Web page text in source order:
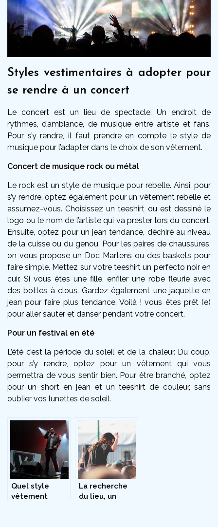
Styles vestimentaires à adopter pour
se rendre à un concert
Le concert est un lieu de spectacle. Un endroit de
rythmes, d’ambiance, de musique entre artiste et fans.
Pour s’y rendre, il faut prendre en compte le style de
musique pour l’adapter dans le choix de son vêtement.
Concert de musique rock ou métal
Le rock est un style de musique pour rebelle. Ainsi, pour
s’y rendre, optez également pour un vêtement rebelle et
assumez-vous. Choisissez un teeshirt ou est dessiné le
logo ou le nom de l’artiste qui va prester lors du concert.
Ensuite, optez pour un jean tendance, déchiré au niveau
de la cuisse ou du genou. Pour les paires de chaussures,
on vous propose un Doc Martens ou des baskets pour
faire simple. Mettez sur votre teeshirt un perfecto noir en
cuir. Si vous êtes une fille, enfiler une robe fleurie avec
des bottes à clous. Gardez également une jaquette en
jean pour faire plus tendance. Voilà ! vous êtes prêt (e)
pour aller sauter et danser pendant votre concert.
Pour un festival en été
L’été c’est la période du soleil et de la chaleur. Du coup,
pour s’y rendre, optez pour un vêtement qui vous
permettra de vous sentir bien. Pour être branché, optez
pour un short en jean et un teeshirt de couleur, sans
oublier vos lunettes de soleil.
Quel style
vêtement
La recherche
du lieu, un